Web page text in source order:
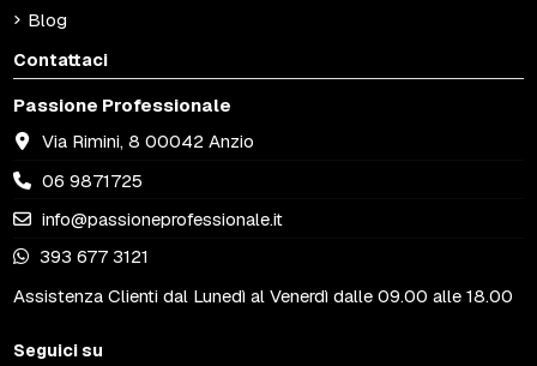
Blog
Contattaci
Passione Professionale
Via Rimini, 8 00042 Anzio
06 9871725
info@passioneprofessionale.it
393 677 3121
Assistenza Clienti dal Lunedì al Venerdì dalle 09.00 alle 18.00
Seguici su